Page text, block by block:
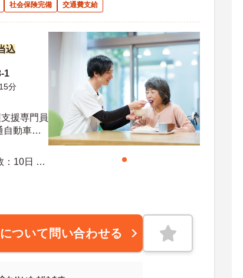
社会保険完備 交通費支給
込
1
分
援専門員
自動車運
ついて問い合わせる